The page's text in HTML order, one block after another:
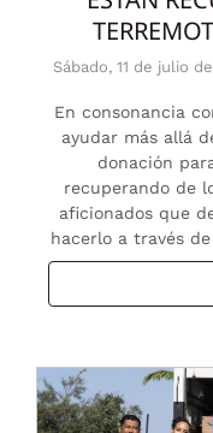
Sábado, 11 de julio
En consonancia
ayudar más allá
donación
recuperando de
aficionados que
hacerlo a través